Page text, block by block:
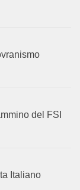
del FSI
Italiano